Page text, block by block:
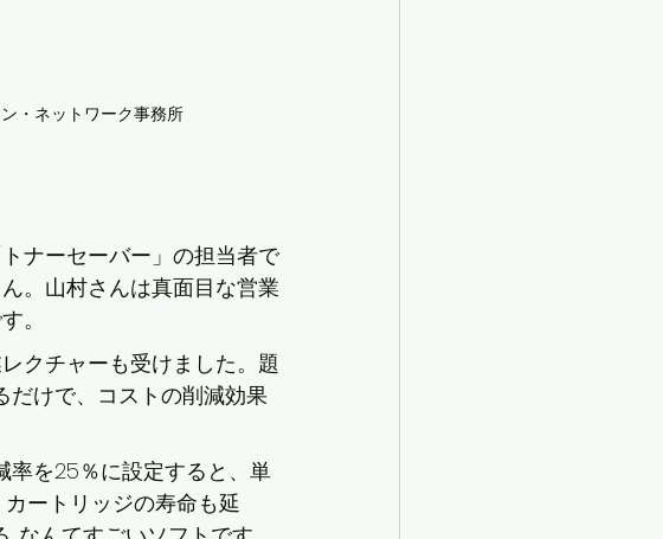
・ネットワーク事務所
ナーセーバー」の担当者で
。山村さんは真面目な営業
。
クチャーも受けました。題
だけで、コストの削減効果
率を25％に設定すると、単
ートリッジの寿命も延